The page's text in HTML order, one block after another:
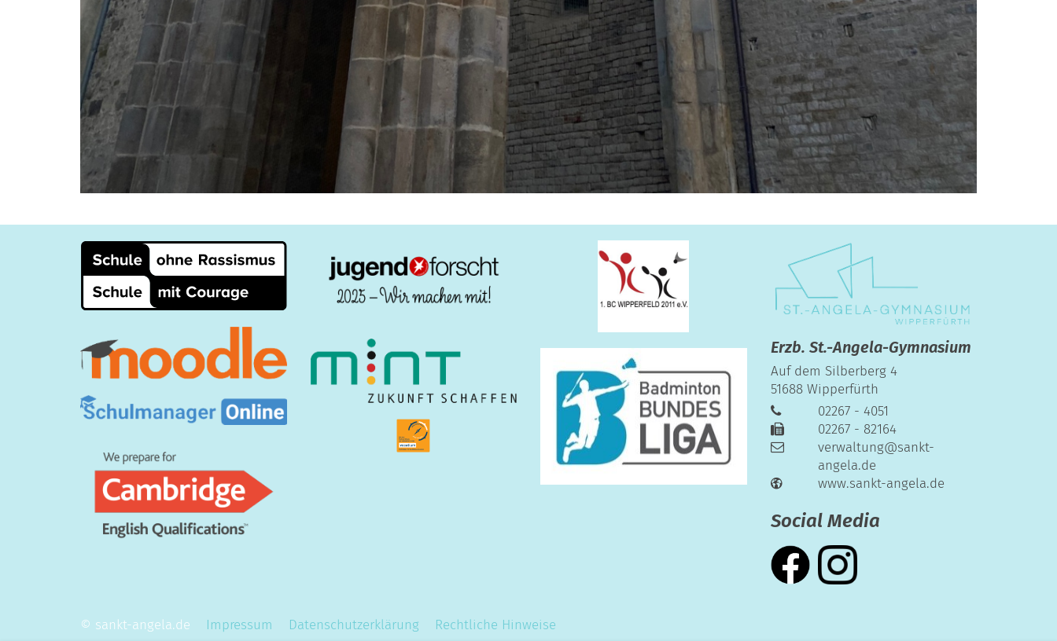
Erzb. St.-Angela-Gymnasium
Auf dem Silberberg 4
51688 Wipperfürth
02267 - 4051
02267 - 82164
verwaltung@sankt-
angela.de
www.sankt-angela.de
Social Media
© sankt-angela.de Impressum Datenschutzerklärung Rechtliche Hinweise